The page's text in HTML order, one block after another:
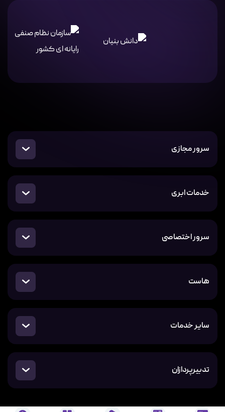
سرور مجازی
خدمات ابری
سرور اختصاصی
هاست
سایر خدمات
تدبیرپردازان